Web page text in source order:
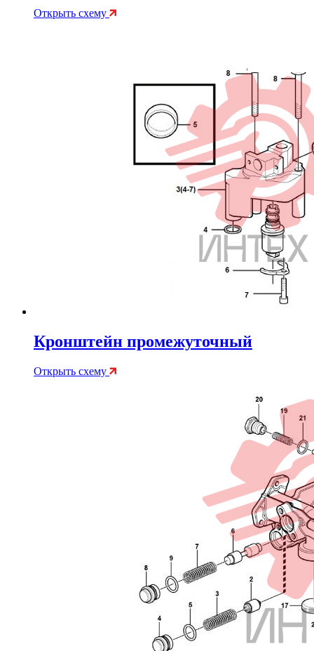
Открыть схему
Кронштейн промежуточный
Открыть схему